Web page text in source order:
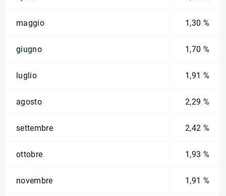
maggio 1,30 %
giugno 1,70 %
luglio 1,91 %
agosto 2,29 %
settembre 2,42 %
ottobre 1,93 %
novembre 1,91 %